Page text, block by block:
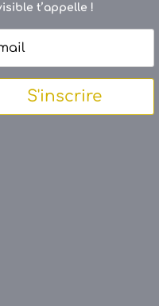
t’appelle !
S'inscrire